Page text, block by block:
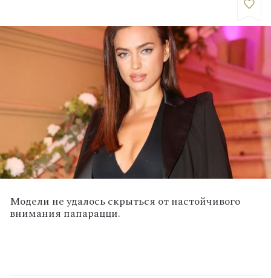
Модели не удалось скрыться от настойчивого
внимания папарацци.